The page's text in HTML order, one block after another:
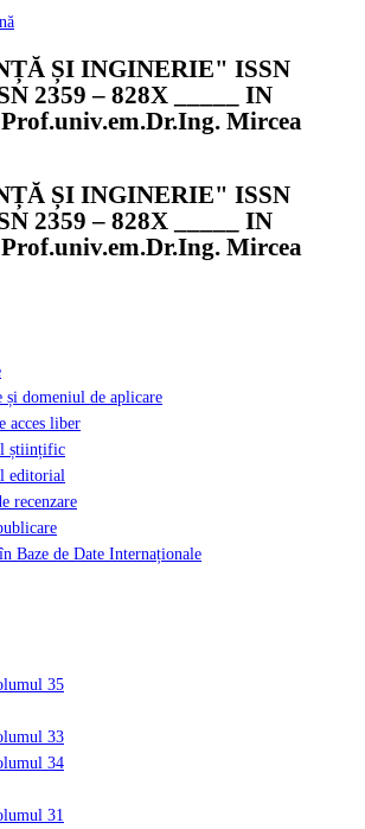
ȘI INGINERIE" ISSN
2359 – 828X _____ IN
Mircea
ȘI INGINERIE" ISSN
2359 – 828X _____ IN
Mircea
și domeniul de aplicare
acces liber
științific
editorial
recenzare
Baze de Date Internaționale
35
33
34
31